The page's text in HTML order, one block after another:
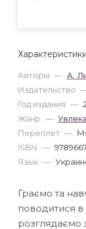
Авторы — А.
Издательство
Год издания —
Жанр —
Переплет —
ISBN —
Язык —
Граємо та
поводитися в
розглядаємо